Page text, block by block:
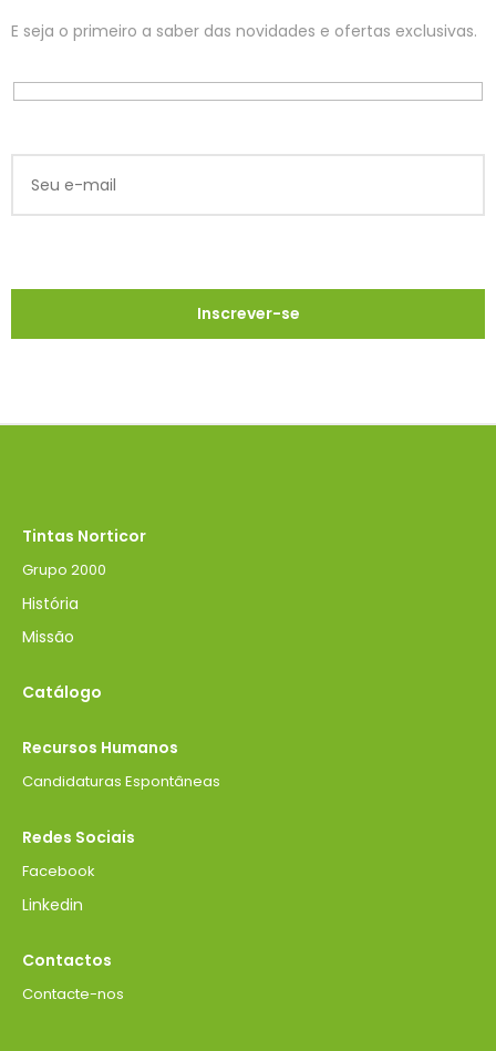
E seja o primeiro a saber das novidades e ofertas exclusivas.
Tintas Norticor
Grupo 2000
História
Missão
Catálogo
Recursos Humanos
Candidaturas Espontâneas
Redes Sociais
Facebook
Linkedin
Contactos
Contacte-nos